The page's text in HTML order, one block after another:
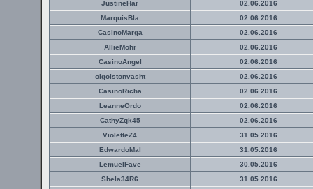
JustineHar
02.06.2016
MarquisBla
02.06.2016
CasinoMarga
02.06.2016
AllieMohr
02.06.2016
CasinoAngel
02.06.2016
oigolstonvasht
02.06.2016
CasinoRicha
02.06.2016
LeanneOrdo
02.06.2016
CathyZqk45
02.06.2016
VioletteZ4
31.05.2016
EdwardoMal
31.05.2016
LemuelFave
30.05.2016
Shela34R6
31.05.2016